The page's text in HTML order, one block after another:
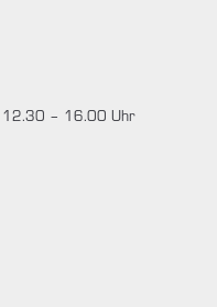
12.30 – 16.00 Uhr